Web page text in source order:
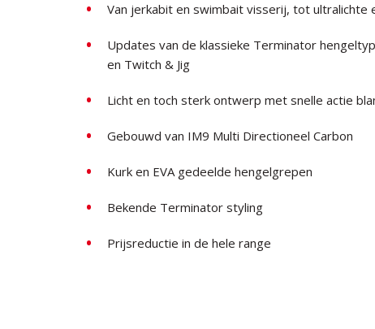
Van jerkabit en swimbait visserij, tot ultralichte
Updates van de klassieke Terminator
en Twitch & Jig
Licht en toch sterk ontwerp met snelle actie
Gebouwd van IM9 Multi Directioneel Carbon
Kurk en EVA gedeelde hengelgrepen
Bekende Terminator styling
Prijsreductie in de hele range